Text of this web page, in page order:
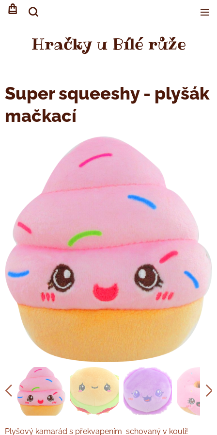
Hračky u Bílé růže
Super squeeshy - plyšák
mačkací
Plyšový kamarád s překvapením schovaný v kouli!